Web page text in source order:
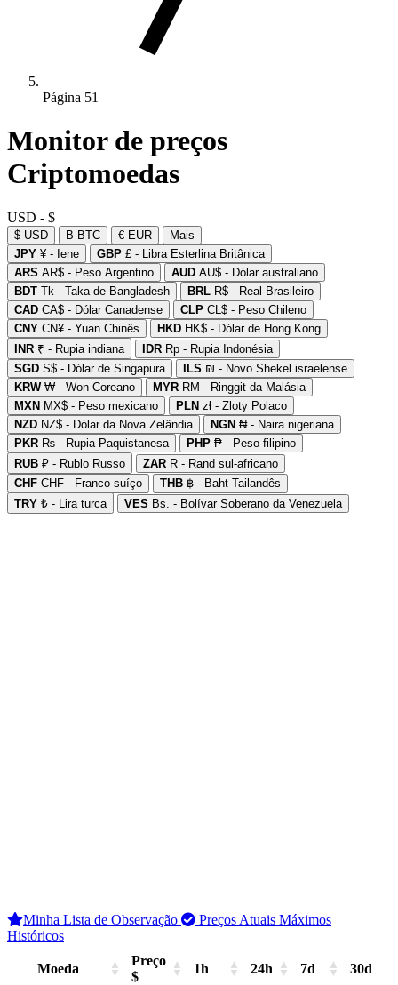
Página 51
Monitor de preços
Criptomoedas
USD - $
$ USD Ƀ BTC € EUR
Mais
JPY ¥ - Iene GBP £ - Libra Esterlina Britânica
ARS AR$ - Peso Argentino AUD AU$ - Dólar australiano
BDT Tk - Taka de Bangladesh BRL R$ - Real Brasileiro
CAD CA$ - Dólar Canadense CLP CL$ - Peso Chileno
CNY CN¥ - Yuan Chinês HKD HK$ - Dólar de Hong Kong
INR ₹ - Rupia indiana IDR Rp - Rupia Indonésia
SGD S$ - Dólar de Singapura ILS ₪ - Novo Shekel israelense
KRW₩ - Won Coreano MYR RM - Ringgit da Malásia
MXN MX$ - Peso mexicano PLN zł - Zloty Polaco
NZD NZ$ - Dólar da Nova Zelândia NGN ₦ - Naira nigeriana
PKR ₨ - Rupia Paquistanesa PHP ₱ - Peso filipino
RUB ₽ - Rublo Russo ZAR R - Rand sul-africano
CHF CHF - Franco suíço THB ฿ - Baht Tailandês
TRY ₺ - Lira turca VES Bs. - Bolívar Soberano da Venezuela
Minha Lista de Observação Preços Atuais Máximos
Históricos
Moeda
Preço
$
1h 24h 7d 30d